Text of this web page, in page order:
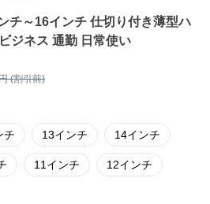
～16インチ 仕切り付き薄型ハ
ジネス 通勤 日常使い
(割引前)
チ 13インチ 14インチ
11インチ 12インチ